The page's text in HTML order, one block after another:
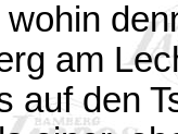
am
auf den